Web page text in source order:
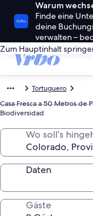
Warum
Finde eine
deine
verwalten –
Zum Hauptinhalt
Tortuguero
Casa Fresca a 50 Metros de
Biodiversidad
Wo soll’s
Daten
Gäste